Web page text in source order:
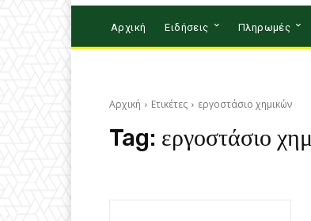
Αρχική Ειδήσεις Πληρωμές
Αρχική Ετικέτες εργοστάσιο χημικών
Tag: εργοστάσιο